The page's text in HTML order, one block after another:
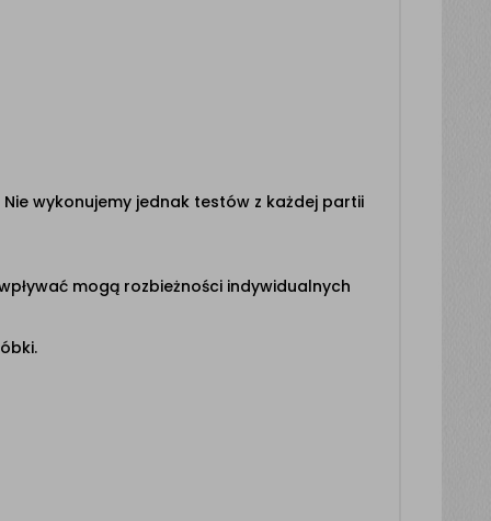
wykonujemy jednak testów z każdej partii
mogą rozbieżności indywidualnych